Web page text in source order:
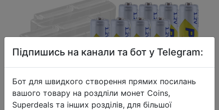
Підпишись на канали та бот у Telegram:
Бот для швидкого створення прямих посилань
вашого товару на роздліли монет Coins,
Superdeals та інших розділів, для більшої